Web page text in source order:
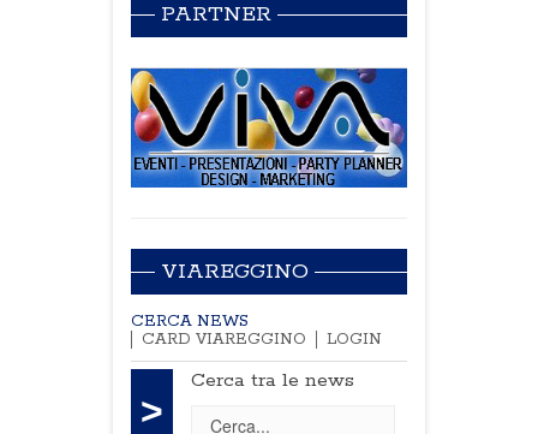
PARTNER
VIAREGGINO
CERCA NEWS
CARD VIAREGGINO
LOGIN
>
Cerca tra le news